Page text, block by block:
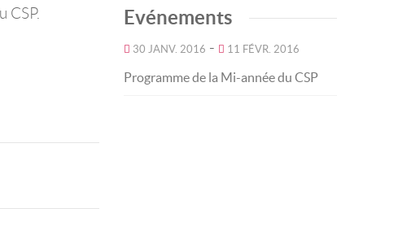
CSP.
Evénements
30 JANV. 2016 - 11 FÉVR. 2016
Programme de la Mi-année du CSP